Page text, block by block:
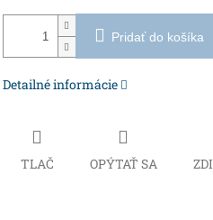
Pridať do košíka
Detailné informácie
TLAČ OPÝTAŤ SA